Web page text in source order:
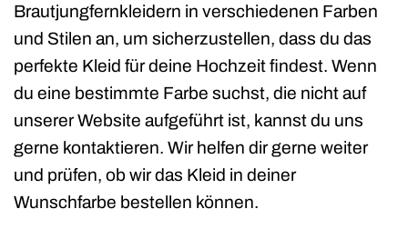
Brautjungfernkleidern in verschiedenen Farben
und Stilen an, um sicherzustellen, dass du das
perfekte Kleid für deine Hochzeit findest. Wenn
du eine bestimmte Farbe suchst, die nicht auf
unserer Website aufgeführt ist, kannst du uns
gerne kontaktieren. Wir helfen dir gerne weiter
und prüfen, ob wir das Kleid in deiner
Wunschfarbe bestellen können.